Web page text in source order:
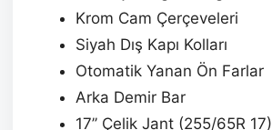
Krom Cam Çerçeveleri
Siyah Dış Kapı Kolları
Otomatik Yanan Ön Farlar
Arka Demir Bar
17’’ Çelik Jant (255/65R 17)